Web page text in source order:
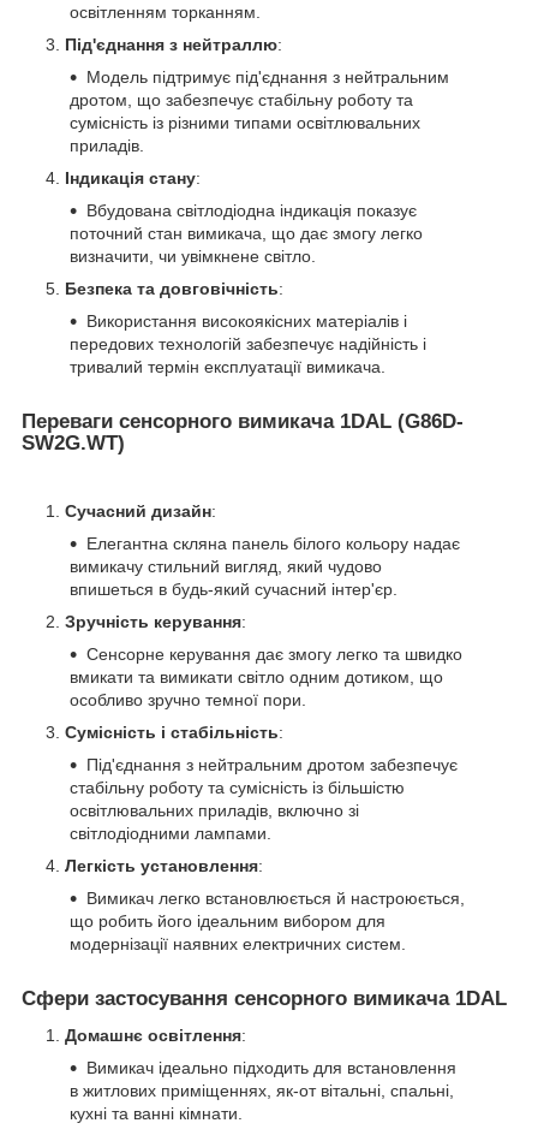
освітленням торканням.
Під'єднання з нейтраллю:
Модель підтримує під'єднання з нейтральним
дротом, що забезпечує стабільну роботу та
сумісність із різними типами освітлювальних
приладів.
Індикація стану:
Вбудована світлодіодна індикація показує
поточний стан вимикача, що дає змогу легко
визначити, чи увімкнене світло.
Безпека та довговічність:
Використання високоякісних матеріалів і
передових технологій забезпечує надійність і
тривалий термін експлуатації вимикача.
Переваги сенсорного вимикача 1DAL (G86D-
SW2G.WT)
Сучасний дизайн:
Елегантна скляна панель білого кольору надає
вимикачу стильний вигляд, який чудово
впишеться в будь-який сучасний інтер'єр.
Зручність керування:
Сенсорне керування дає змогу легко та швидко
вмикати та вимикати світло одним дотиком, що
особливо зручно темної пори.
Сумісність і стабільність:
Під'єднання з нейтральним дротом забезпечує
стабільну роботу та сумісність із більшістю
освітлювальних приладів, включно зі
світлодіодними лампами.
Легкість установлення:
Вимикач легко встановлюється й настроюється,
що робить його ідеальним вибором для
модернізації наявних електричних систем.
Сфери застосування сенсорного вимикача 1DAL
Домашнє освітлення:
Вимикач ідеально підходить для встановлення
в житлових приміщеннях, як-от вітальні, спальні,
кухні та ванні кімнати.